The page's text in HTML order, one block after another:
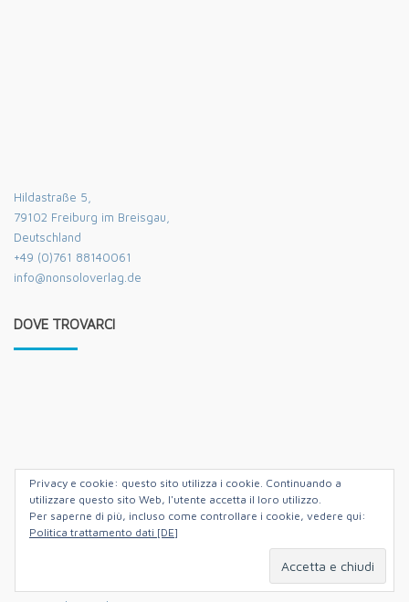
Hildastraße 5,
79102 Freiburg im Breisgau,
Deutschland
+49 (0)761 88140061
info@nonsoloverlag.de
DOVE TROVARCI
Privacy e cookie: questo sito utilizza i cookie. Continuando a
utilizzare questo sito Web, l'utente accetta il loro utilizzo.
Per saperne di più, incluso come controllare i cookie, vedere qui:
Politica trattamento dati [DE]